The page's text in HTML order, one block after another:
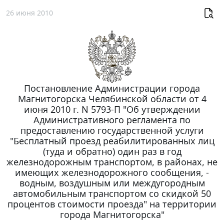
26 июня 2010
Постановление Администрации города
Магнитогорска Челябинской области от 4
июня 2010 г. N 5793-П "Об утверждении
Административного регламента по
предоставлению государственной услуги
"Бесплатный проезд реабилитированных лиц
(туда и обратно) один раз в год
железнодорожным транспортом, в районах, не
имеющих железнодорожного сообщения, -
водным, воздушным или междугородным
автомобильным транспортом со скидкой 50
процентов стоимости проезда" на территории
города Магнитогорска"